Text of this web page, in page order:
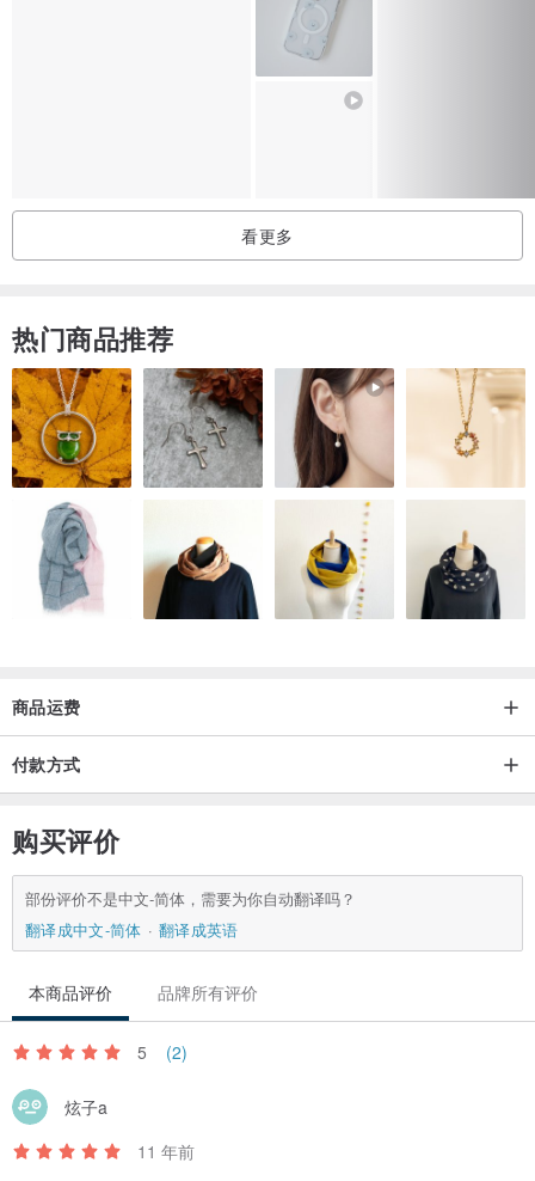
Dollmei (多美猫咪)是由本地插画师独家创作， 个性开朗活泼，他由
森林里秘密来到城市中，渴望带给都市人快乐和安慰，他还有许多古
怪又可爱的动物朋友，想一起带给大家欢乐，治愈系绘画于Facebook
/ 运费说明/
- 香港: 使用顺丰快递(货到付费) (寄送后约1~2天收到)
**以上运费已包括速递员上门派送服务
/ 产地及制作/
香港 Made in Hong Kong
看更多
热门商品推荐
商品运费
付款方式
购买评价
部份评价不是中文-简体，需要为你自动翻译吗？
翻译成中文-简体
翻译成英语
本商品评价 品牌所有评价
5 (2)
炫子a
11 年前